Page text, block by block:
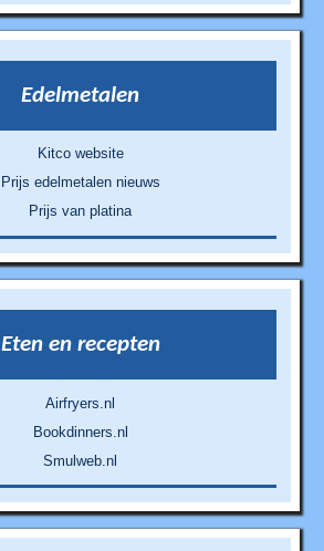
Edelmetalen
Kitco website
Prijs edelmetalen nieuws
Prijs van platina
Eten en recepten
Airfryers.nl
Bookdinners.nl
Smulweb.nl